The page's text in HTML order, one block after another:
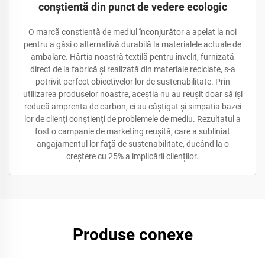
conștientă din punct de vedere ecologic
O marcă conștientă de mediul înconjurător a apelat la noi
pentru a găsi o alternativă durabilă la materialele actuale de
ambalare. Hârtia noastră textilă pentru învelit, furnizată
direct de la fabrică și realizată din materiale reciclate, s-a
potrivit perfect obiectivelor lor de sustenabilitate. Prin
utilizarea produselor noastre, aceștia nu au reușit doar să își
reducă amprenta de carbon, ci au câștigat și simpatia bazei
lor de clienți conștienți de problemele de mediu. Rezultatul a
fost o campanie de marketing reușită, care a subliniat
angajamentul lor față de sustenabilitate, ducând la o
creștere cu 25% a implicării clienților.
Produse conexe